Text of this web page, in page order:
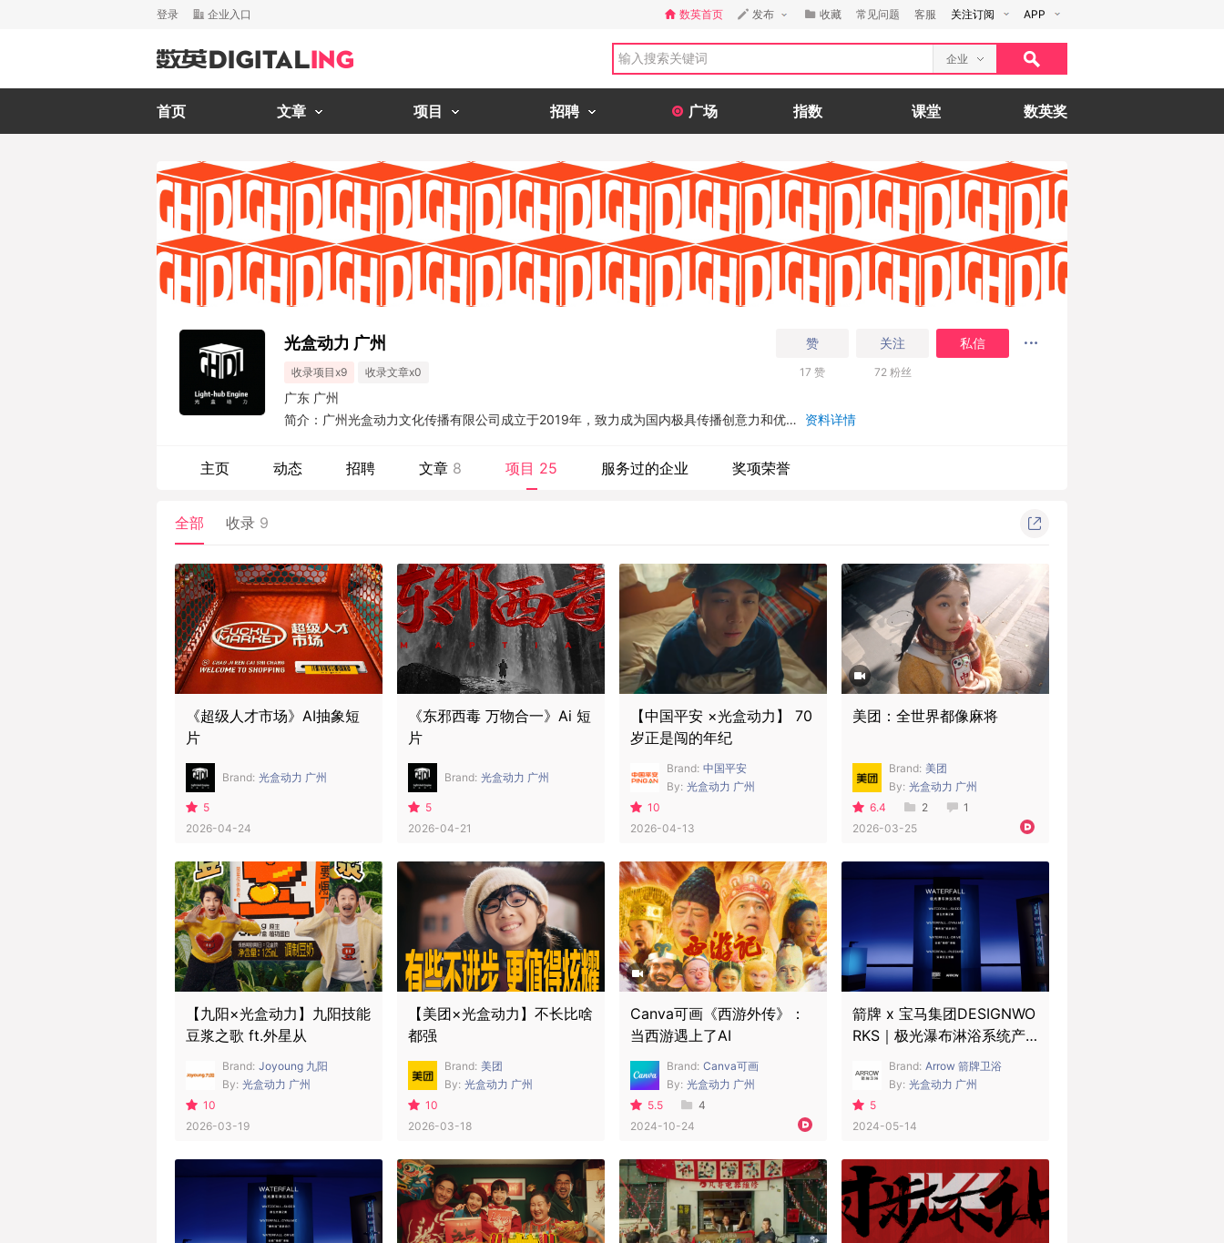
登录 企业入口 数英首页 发布 收藏 常见问题 客服 关注订阅 APP
企业
首页 文章 项目 招聘 广场 指数 课堂 数英奖
光盒动力 广州
收录项目x9 收录文章x0
赞 关注 私信
17 赞 72粉丝
广东 广州
简介：广州光盒动力文化传播有限公司成立于2019年，致力成为国内极具传播创意力和优质
资料详情
主页 动态 招聘 文章 8 项目 25 服务过的企业 奖项荣誉
全部 收录 9
《超级人才市场》AI抽象短
片
Brand: 光盒动力 广州
5
2026-04-24
《东邪西毒 万物合一》Ai 短
片
Brand: 光盒动力 广州
5
2026-04-21
【中国平安 ×光盒动力】 70
岁正是闯的年纪
Brand: 中国平安
By: 光盒动力 广州
10
2026-04-13
美团：全世界都像麻将
Brand: 美团
By: 光盒动力 广州
6.4
2
1
2026-03-25
【九阳×光盒动力】九阳技能
豆浆之歌 ft.外星从
Brand: Joyoung 九阳
By: 光盒动力 广州
10
2026-03-19
【美团×光盒动力】不长比啥
都强
Brand: 美团
By: 光盒动力 广州
10
2026-03-18
Canva可画《西游外传》：
当西游遇上了AI
Brand: Canva可画
By: 光盒动力 广州
5.5
4
2024-10-24
箭牌 x 宝马集团DESIGNWO
RKS｜极光瀑布淋浴系统产
品TVCBrand: Arrow 箭牌卫浴
By: 光盒动力 广州
5
2024-05-14